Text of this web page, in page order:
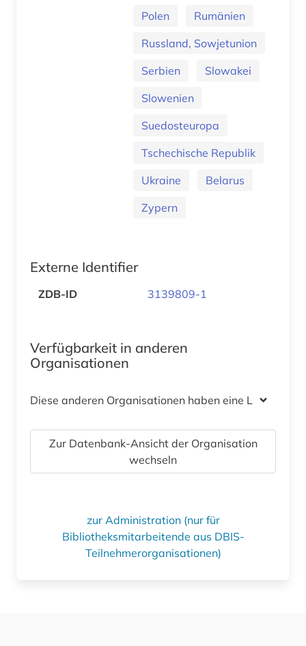
Polen
Rumänien
Russland, Sowjetunion
Serbien
Slowakei
Slowenien
Suedosteuropa
Tschechische Republik
Ukraine
Belarus
Zypern
Externe Identifier
ZDB-ID 3139809-1
Verfügbarkeit in anderen
Organisationen
Diese anderen Organisationen haben eine Lizenz
Zur Datenbank-Ansicht der Organisation
wechseln
zur Administration (nur für
Bibliotheksmitarbeitende aus DBIS-
Teilnehmerorganisationen)